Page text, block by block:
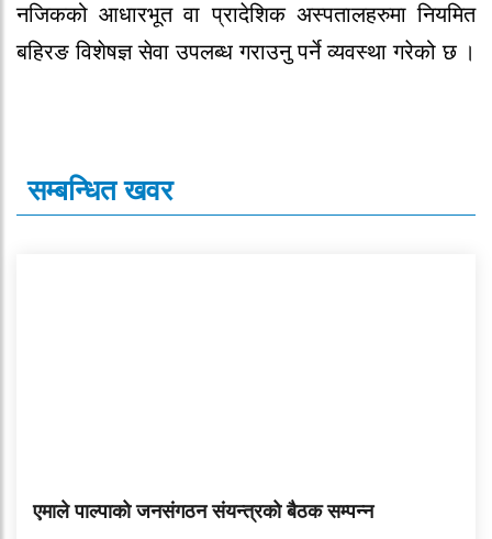
नजिकको आधारभूत वा प्रादेशिक अस्पतालहरुमा नियमित
बहिरङ विशेषज्ञ सेवा उपलब्ध गराउनु पर्ने व्यवस्था गरेको छ ।
सम्बन्धित खवर
एमाले पाल्पाको जनसंगठन संयन्त्रको बैठक सम्पन्न